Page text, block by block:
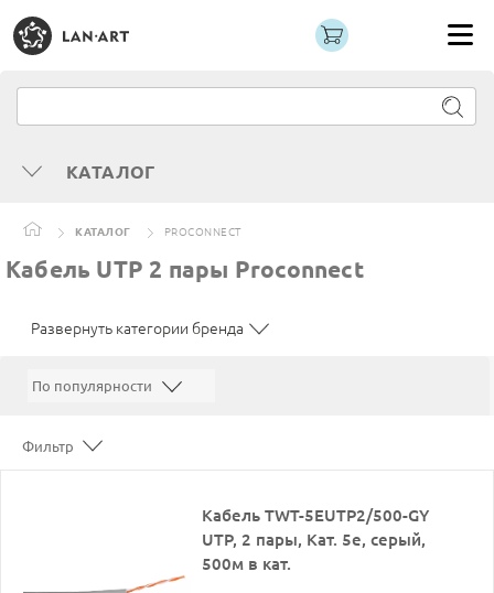
КАТАЛОГ
КАТАЛОГ PROCONNECT
Кабель UTP 2 пары Proconnect
Развернуть категории бренда
Фильтр
Кабель TWT-5EUTP2/500-GY
UTP, 2 пары, Кат. 5е, серый,
500м в кат.